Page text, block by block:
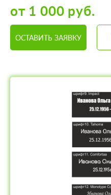
от 1 000 руб.
ОСТАВИТЬ ЗАЯВКУ